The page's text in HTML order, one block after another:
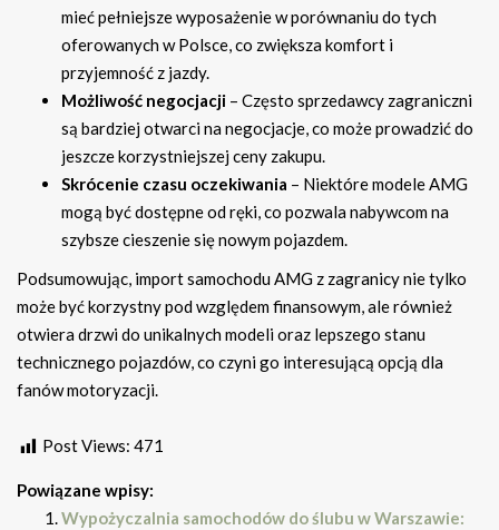
mieć pełniejsze wyposażenie w porównaniu do tych
oferowanych w Polsce, co zwiększa komfort i
przyjemność z jazdy.
Możliwość negocjacji – Często sprzedawcy zagraniczni
są bardziej otwarci na negocjacje, co może prowadzić do
jeszcze korzystniejszej ceny zakupu.
Skrócenie czasu oczekiwania – Niektóre modele AMG
mogą być dostępne od ręki, co pozwala nabywcom na
szybsze cieszenie się nowym pojazdem.
Podsumowując, import samochodu AMG z zagranicy nie tylko
może być korzystny pod względem finansowym, ale również
otwiera drzwi do unikalnych modeli oraz lepszego stanu
technicznego pojazdów, co czyni go interesującą opcją dla
fanów motoryzacji.
Post Views: 471
Powiązane wpisy:
Wypożyczalnia samochodów do ślubu w Warszawie: